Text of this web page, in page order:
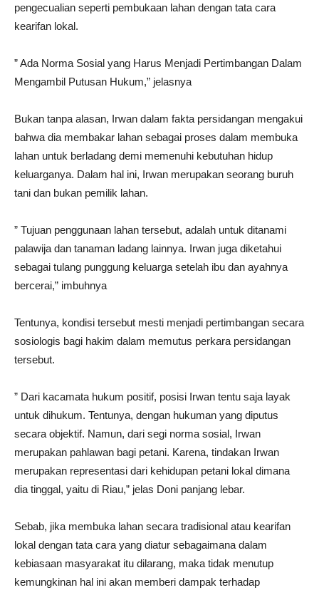
pengecualian seperti pembukaan lahan dengan tata cara
kearifan lokal.
” Ada Norma Sosial yang Harus Menjadi Pertimbangan Dalam
Mengambil Putusan Hukum,” jelasnya
Bukan tanpa alasan, Irwan dalam fakta persidangan mengakui
bahwa dia membakar lahan sebagai proses dalam membuka
lahan untuk berladang demi memenuhi kebutuhan hidup
keluarganya. Dalam hal ini, Irwan merupakan seorang buruh
tani dan bukan pemilik lahan.
” Tujuan penggunaan lahan tersebut, adalah untuk ditanami
palawija dan tanaman ladang lainnya. Irwan juga diketahui
sebagai tulang punggung keluarga setelah ibu dan ayahnya
bercerai,” imbuhnya
Tentunya, kondisi tersebut mesti menjadi pertimbangan secara
sosiologis bagi hakim dalam memutus perkara persidangan
tersebut.
” Dari kacamata hukum positif, posisi Irwan tentu saja layak
untuk dihukum. Tentunya, dengan hukuman yang diputus
secara objektif. Namun, dari segi norma sosial, Irwan
merupakan pahlawan bagi petani. Karena, tindakan Irwan
merupakan representasi dari kehidupan petani lokal dimana
dia tinggal, yaitu di Riau,” jelas Doni panjang lebar.
Sebab, jika membuka lahan secara tradisional atau kearifan
lokal dengan tata cara yang diatur sebagaimana dalam
kebiasaan masyarakat itu dilarang, maka tidak menutup
kemungkinan hal ini akan memberi dampak terhadap